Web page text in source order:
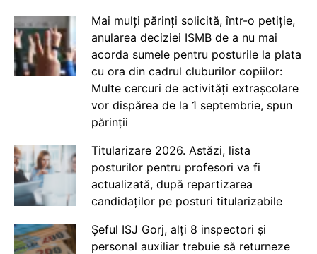
Mai mulți părinți solicită, într-o petiție,
anularea deciziei ISMB de a nu mai
acorda sumele pentru posturile la plata
cu ora din cadrul cluburilor copiilor:
Multe cercuri de activități extrașcolare
vor dispărea de la 1 septembrie, spun
părinții
Titularizare 2026. Astăzi, lista
posturilor pentru profesori va fi
actualizată, după repartizarea
candidaților pe posturi titularizabile
Șeful ISJ Gorj, alți 8 inspectori și
personal auxiliar trebuie să returneze